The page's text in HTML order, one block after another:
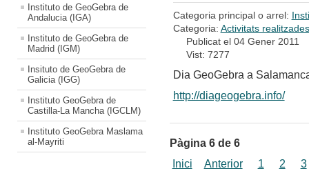
Instituto de GeoGebra de
Andalucia (IGA)
Instituto de GeoGebra de
Madrid (IGM)
Insituto de GeoGebra de
Galicia (IGG)
Instituto GeoGebra de
Castilla-La Mancha (IGCLM)
Instituto GeoGebra Maslama
al-Mayriti
Categoria principal o arrel:
Categoria: Activitats realitzades
Publicat el 04 Gener 2011
Vist: 7277
Dia GeoGebra a
http://diageogebra.info/
Pàgina 6 de 6
Inici
Anterior 1 2 3